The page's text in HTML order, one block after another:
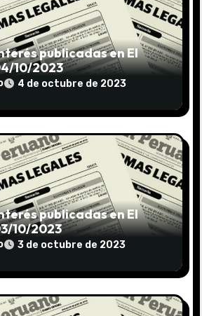
publicadas en El
10/2023
4 de octubre de 2023
publicadas en El
10/2023
3 de octubre de 2023